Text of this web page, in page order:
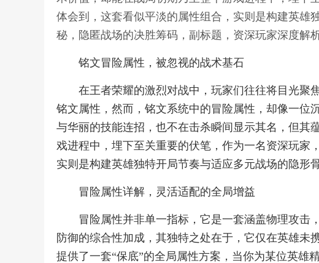
体会到，这套看似平淡的属性组合，实则是构建英雄
秘，隐匿战场的决胜筹码，副标题，资深玩家深度解
铭文冒险属性，被忽视的战术基石
在王者荣耀的激烈对战中，玩家们往往将目光聚
铭文属性，然而，铭文系统中的冒险属性，却像一位
与华丽的技能连招，也不在击杀瞬间显示其名，但其
戏进程中，埋下至关重要的伏笔，作为一名资深玩家
实则是构建英雄独特开局节奏与适应多元战场的隐形骨
冒险属性详解，灵活适配的全局增益
冒险属性并非单一指标，它是一套涵盖物理攻击
防御的综合性加成，其独特之处在于，它仅在英雄未
提供了一套“保底”的全局属性方案，当你为某位英雄